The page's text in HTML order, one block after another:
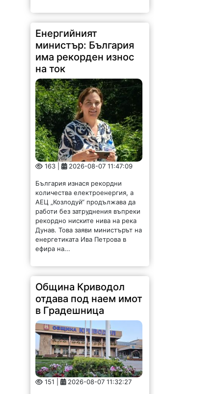
Енергийният
министър: България
има рекорден износ
на ток
163 | 2026-08-07 11:47:09
България изнася рекордни
количества електроенергия, а
АЕЦ „Козлодуй“ продължава да
работи без затруднения въпреки
рекордно ниските нива на река
Дунав. Това заяви министърът на
енергетиката Ива Петрова в
ефира на...
Община Криводол
отдава под наем имот
в Градешница
151 | 2026-08-07 11:32:27